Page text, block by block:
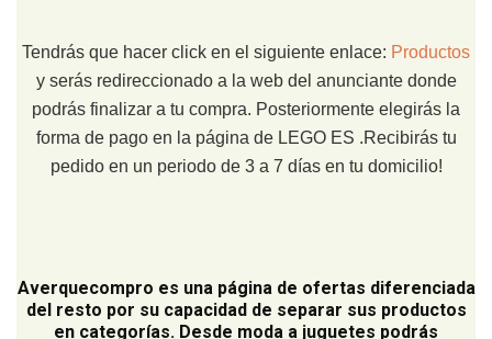
Tendrás que hacer click en el siguiente enlace: Productos
y serás redireccionado a la web del anunciante donde
podrás finalizar a tu compra. Posteriormente elegirás la
forma de pago en la página de LEGO ES .Recibirás tu
pedido en un periodo de 3 a 7 días en tu domicilio!
Averquecompro es una página de ofertas diferenciada
del resto por su capacidad de separar sus productos
en categorías. Desde moda a juguetes podrás